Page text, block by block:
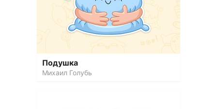
Подушка
Михаил Голубь